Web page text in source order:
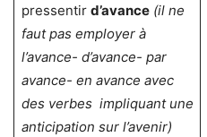
pressentir d’avance (il ne
faut pas employer à
l’avance- d’avance- par
avance- en avance avec
des verbes impliquant une
anticipation sur l’avenir)